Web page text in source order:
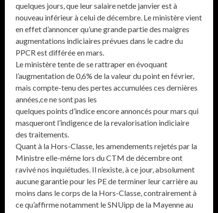
quelques jours, que leur salaire netde janvier est à
nouveau inférieur à celui de décembre. Le ministère vient
en effet d’annoncer qu’une grande partie des maigres
augmentations indiciaires prévues dans le cadre du
PPCR est différée en mars.
Le ministère tente de se rattraper en évoquant
l’augmentation de 0,6% de la valeur du point en février,
mais compte-tenu des pertes accumulées ces dernières
années,ce ne sont pas les
quelques points d’indice encore annoncés pour mars qui
masqueront l’indigence de la revalorisation indiciaire
des traitements.
Quant à la Hors-Classe, les amendements rejetés par la
Ministre elle-même lors du CTM de décembre ont
ravivé nos inquiétudes. Il n’existe, à ce jour, absolument
aucune garantie pour les PE de terminer leur carrière au
moins dans le corps de la Hors-Classe, contrairement à
ce qu’affirme notamment le SNUipp de la Mayenne au